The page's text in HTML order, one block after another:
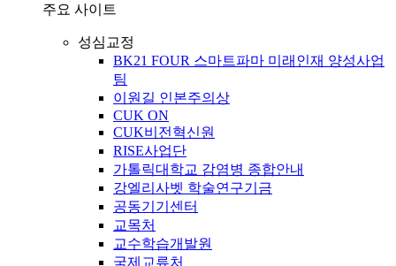
주요 사이트
성심교정
BK21 FOUR 스마트파마 미래인재 양성사업
팀
이원길 인본주의상
CUK ON
CUK비전혁신원
RISE사업단
가톨릭대학교 감염병 종합안내
강엘리사벳 학술연구기금
공동기기센터
교목처
교수학습개발원
국제교류처